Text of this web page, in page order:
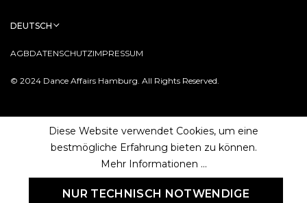
© 2024 Dance Affairs Hamburg. All Rights Reserved.
AGBDATENSCHUTZIMPRESSUM
DEUTSCH
Diese Website verwendet Cookies, um eine
bestmögliche Erfahrung bieten zu können.
Mehr Informationen ...
NUR TECHNISCH NOTWENDIGE